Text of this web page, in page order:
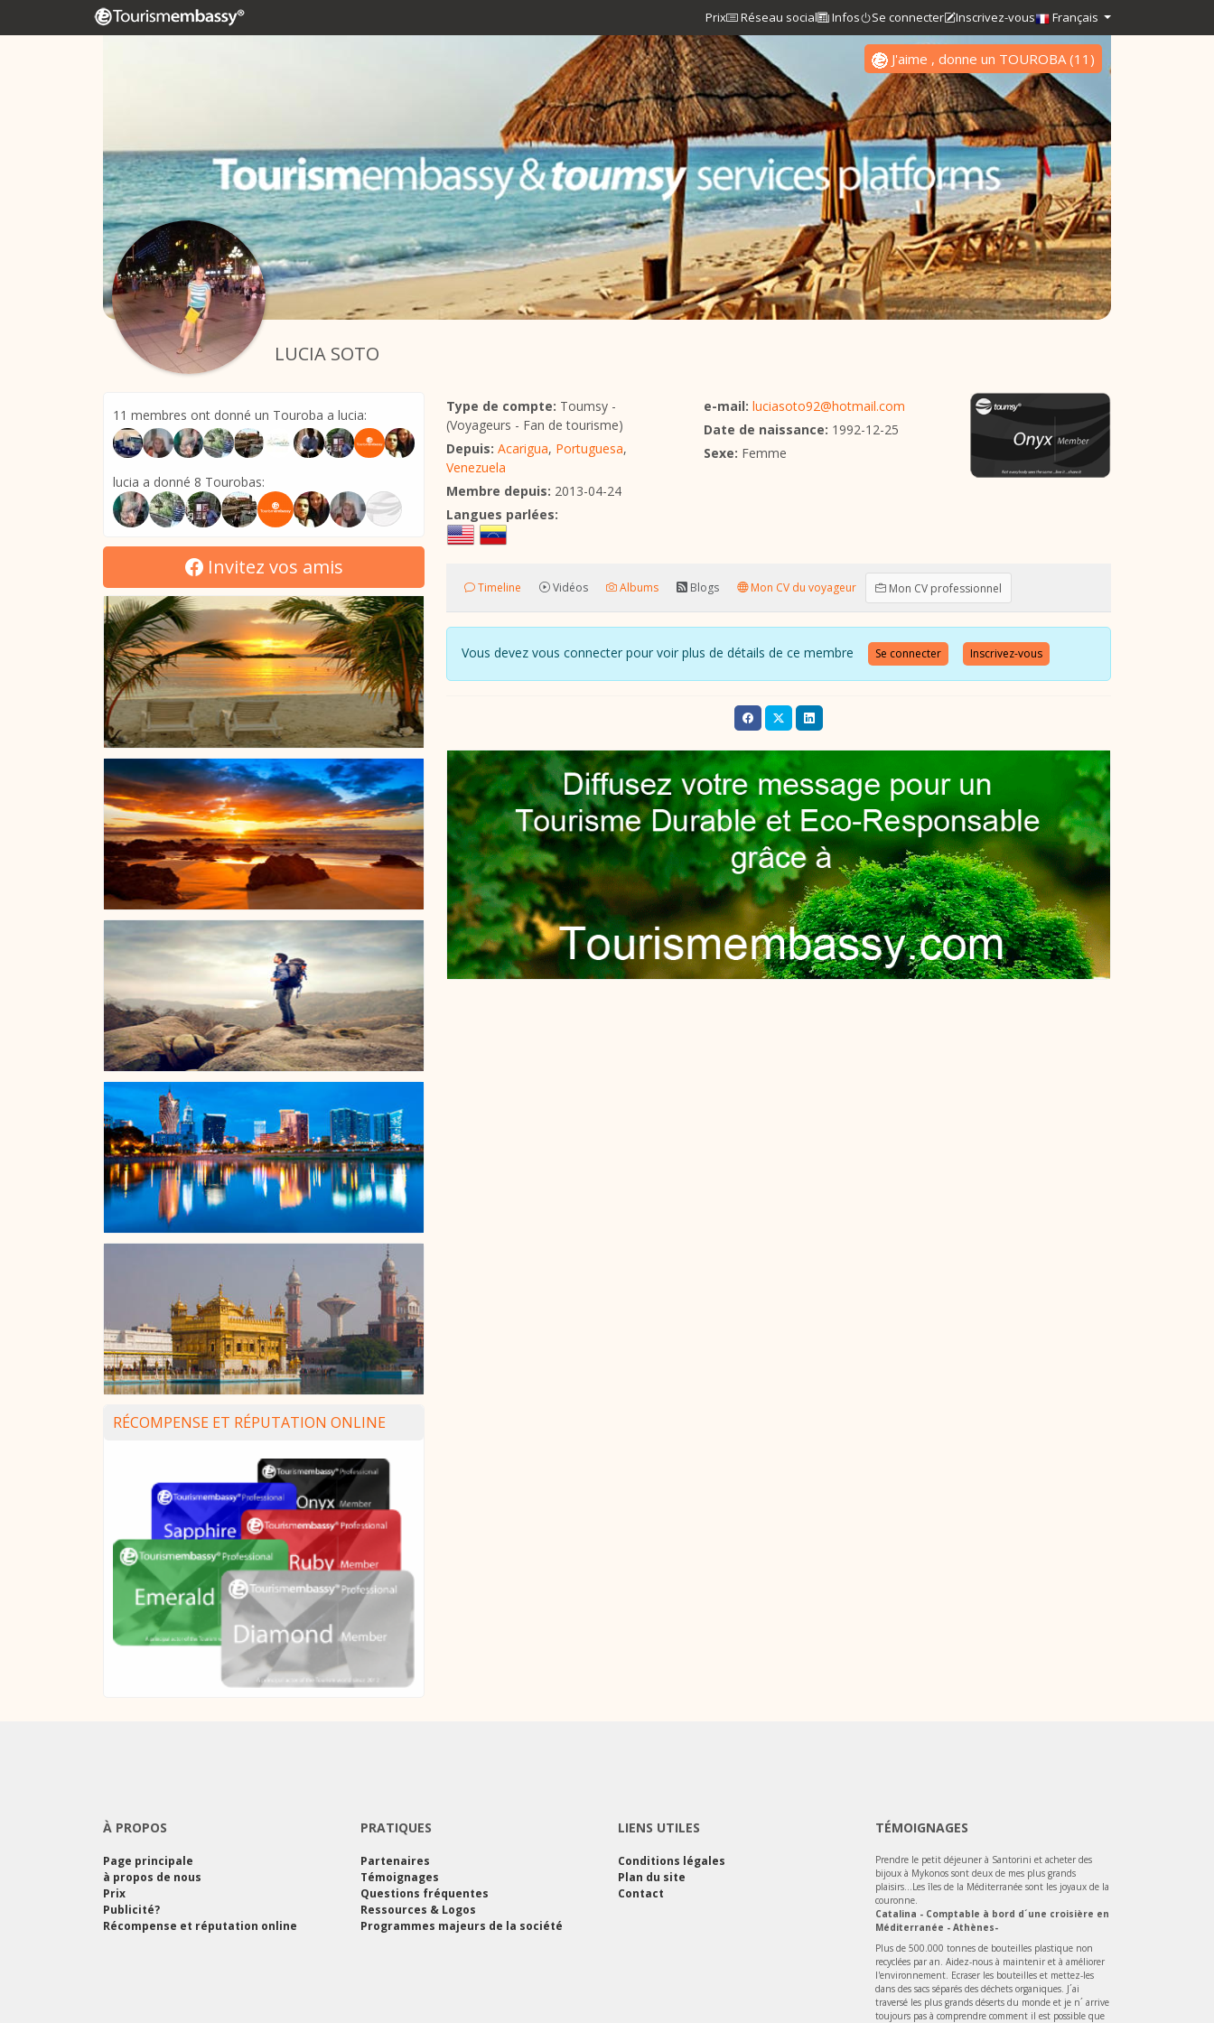
Prix Réseau social Infos Se connecter Inscrivez-vous Français
LUCIA SOTO
J'aime , donne un TOUROBA(11 )
11 membres ont donné un Touroba a lucia:
lucia a donné 8 Tourobas:
Invitez vos amis
RÉCOMPENSE ET RÉPUTATION ONLINE
Type de compte: Toumsy -
(Voyageurs - Fan de tourisme)
Depuis: Acarigua, Portuguesa,
Venezuela
Membre depuis: 2013-04-24
e-mail: luciasoto92@hotmail.com
Date de naissance: 1992-12-25
Sexe: Femme
Langues parlées:
Timeline Vidéos Albums Blogs Mon CV du voyageur Mon CV professionnel
Vous devez vous connecter pour voir plus de détails de ce membre Se connecter Inscrivez-vous
À PROPOS
Page principale
à propos de nous
Prix
Publicité?
Récompense et réputation online
PRATIQUES
Partenaires
Témoignages
Questions fréquentes
Ressources & Logos
Programmes majeurs de la société
LIENS UTILES
Conditions légales
Plan du site
Contact
TÉMOIGNAGES
Prendre le petit déjeuner à Santorini et acheter des
bijoux à Mykonos sont deux de mes plus grands
plaisirs...Les îles de la Méditerranée sont les joyaux de la
couronne.
Catalina - Comptable à bord d´une croisière en
Méditerranée - Athènes-
Plus de 500.000 tonnes de bouteilles plastique non
recyclées par an. Aidez-nous à maintenir et à améliorer
l'environnement. Ecraser les bouteilles et mettez-les
dans des sacs séparés des déchets organiques. J´ai
traversé les plus grands déserts du monde et je n´ arrive
toujours pas à comprendre comment il est possible que